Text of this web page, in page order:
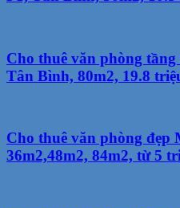
Cho thuê văn phòng
Tân Bình, 80m2, 19.8
Cho thuê văn phòng
36m2,48m2, 84m2, từ 5